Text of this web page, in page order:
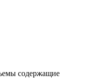
содержащие